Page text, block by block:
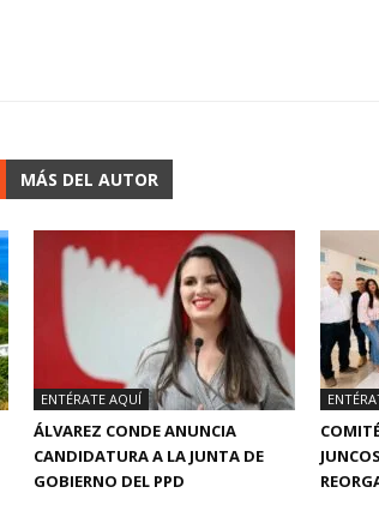
MÁS DEL AUTOR
ENTÉRATE AQUÍ
ÁLVAREZ CONDE ANUNCIA
CANDIDATURA A LA JUNTA DE
GOBIERNO DEL PPD